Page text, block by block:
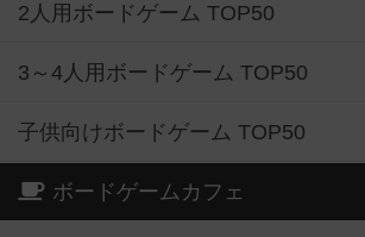
2人用ボードゲーム TOP50
3～4人用ボードゲーム TOP50
子供向けボードゲーム TOP50
ボードゲームカフェ